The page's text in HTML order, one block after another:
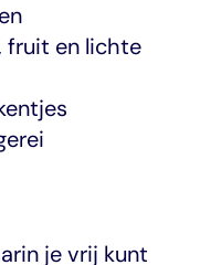
fruit en lichte
je vrij kunt